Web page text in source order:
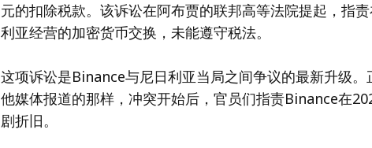
元的扣除税款。该诉讼在阿布贾的联邦高等法院提起，指
利亚经营的加密货币交换，未能遵守税法。
这项诉讼是Binance与尼日利亚当局之间争议的最新升级
他媒体报道的那样，冲突开始后，官员们指责Binance在
剧折旧。